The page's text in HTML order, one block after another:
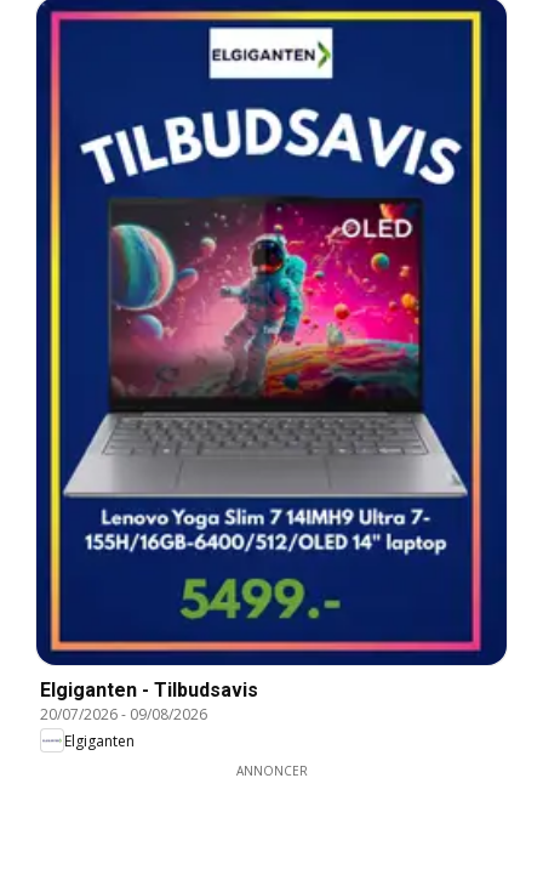
Elgiganten - Tilbudsavis
20/07/2026- 09/08/2026
Elgiganten
ANNONCER